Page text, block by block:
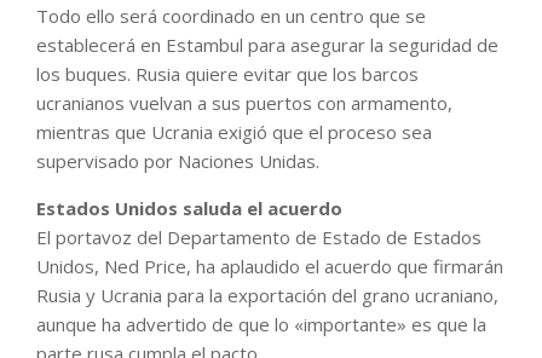
Todo ello será coordinado en un centro que se
establecerá en Estambul para asegurar la seguridad de
los buques. Rusia quiere evitar que los barcos
ucranianos vuelvan a sus puertos con armamento,
mientras que Ucrania exigió que el proceso sea
supervisado por Naciones Unidas.
Estados Unidos saluda el acuerdo
El portavoz del Departamento de Estado de Estados
Unidos, Ned Price, ha aplaudido el acuerdo que firmarán
Rusia y Ucrania para la exportación del grano ucraniano,
aunque ha advertido de que lo «importante» es que la
parte rusa cumpla el pacto.